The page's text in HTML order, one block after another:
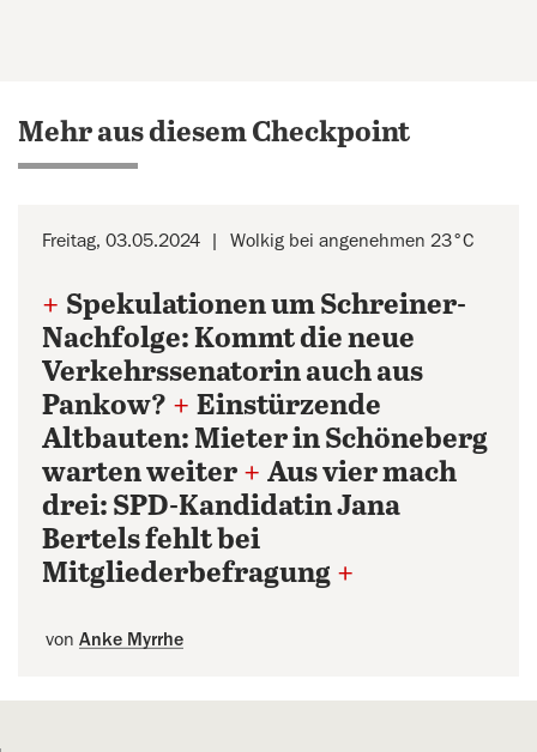
Mehr aus diesem Checkpoint
Freitag, 03.05.2024 Wolkig bei angenehmen 23°C
+ Spekulationen um Schreiner-
Nachfolge: Kommt die neue
Verkehrssenatorin auch aus
Pankow? + Einstürzende
Altbauten: Mieter in Schöneberg
warten weiter + Aus vier mach
drei: SPD-Kandidatin Jana
Bertels fehlt bei
Mitgliederbefragung +
von Anke Myrrhe